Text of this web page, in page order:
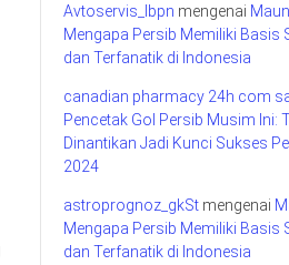
Avtoservis_lbpn mengenai
Mengapa Persib Memiliki Basis
dan Terfanatik di Indonesia
canadian pharmacy 24h com
Pencetak Gol Persib Musim Ini:
Dinantikan Jadi Kunci Sukses
2024
astroprognoz_gkSt mengenai
Mengapa Persib Memiliki Basis
dan Terfanatik di Indonesia